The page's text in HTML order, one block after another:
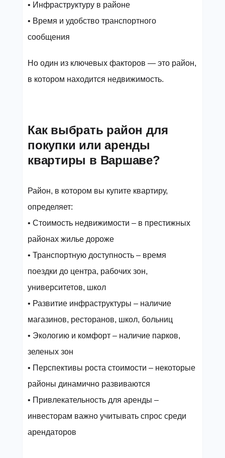
• Инфраструктуру в районе
• Время и удобство транспортного
сообщения
Но один из ключевых факторов — это район,
в котором находится недвижимость.
Как выбрать район для
покупки или аренды
квартиры в Варшаве?
Район, в котором вы купите квартиру,
определяет:
• Стоимость недвижимости – в престижных
районах жилье дороже
• Транспортную доступность – время
поездки до центра, рабочих зон,
университетов, школ
• Развитие инфраструктуры – наличие
магазинов, ресторанов, школ, больниц
• Экологию и комфорт – наличие парков,
зеленых зон
• Перспективы роста стоимости – некоторые
районы динамично развиваются
• Привлекательность для аренды –
инвесторам важно учитывать спрос среди
арендаторов